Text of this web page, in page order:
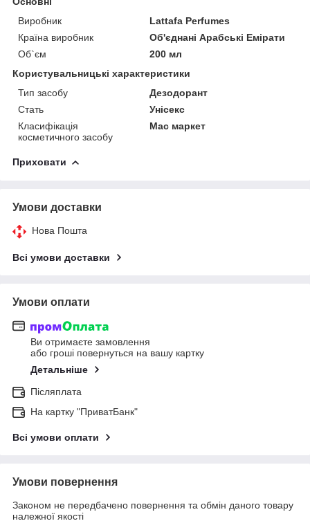
Виробник
Lattafa Perfumes
Країна виробник
Об'єднані Арабські Емірати
Об`єм
200 мл
Користувальницькі характеристики
Тип засобу
Дезодорант
Стать
Унісекс
Класифікація
косметичного засобу
Мас маркет
Приховати
Умови доставки
Нова Пошта
Всі умови доставки
Умови оплати
Ви отримаєте замовлення
або гроші повернуться на вашу картку
Детальніше
Післяплата
На картку "ПриватБанк"
Всі умови оплати
Умови повернення
Законом не передбачено повернення та обмін даного товару
належної якості